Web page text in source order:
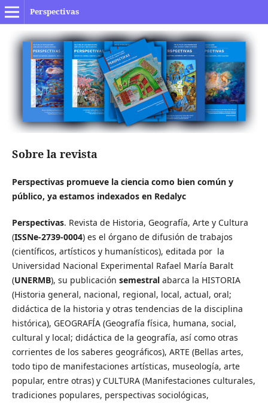
Perspectivas
Sobre la revista
Perspectivas promueve la ciencia como bien común y
público, ya estamos indexados en Redalyc
Perspectivas. Revista de Historia, Geografía, Arte y Cultura
(ISSNe-2739-0004) es el órgano de difusión de trabajos
(científicos, artísticos y humanísticos), editada por la
Universidad Nacional Experimental Rafael María Baralt
(UNERMB), su publicación semestralabarca la HISTORIA
(Historia general, nacional, regional, local, actual, oral;
didáctica de la historia y otras tendencias de la disciplina
histórica), GEOGRAFÍA (Geografía física, humana, social,
cultural y local; didáctica de la geografía, así como otras
corrientes de los saberes geográficos), ARTE (Bellas artes,
todo tipo de manifestaciones artísticas, museología, arte
popular, entre otras) y CULTURA (Manifestaciones culturales,
tradiciones populares, perspectivas sociológicas,